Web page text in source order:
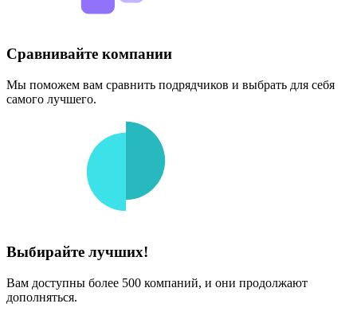
Сравнивайте компании
Мы поможем вам сравнить подрядчиков и выбрать для себя
самого лучшего.
Выбирайте лучших!
Вам доступны более 500 компаний, и они продолжают
дополняться.